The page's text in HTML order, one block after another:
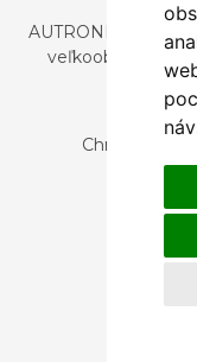
AUTRONIC, s.r.o. je
veľkoobchodným
Chrustenice
Nová